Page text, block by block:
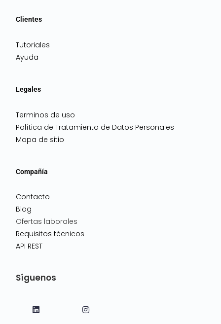
Clientes
Tutoriales
Ayuda
Legales
Terminos de uso
Política de Tratamiento de Datos Personales
Mapa de sitio
Compañía
Contacto
Blog
Ofertas laborales
Requisitos técnicos
API REST
Síguenos